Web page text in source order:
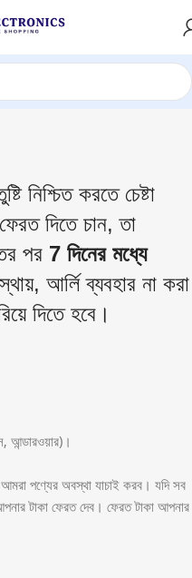
নিশ্চিত করতে চেষ্টা
দিতে চান, তা
পর 7 দিনের মধ্যে
আর্লি ব্যবহার না করা
দিতে হবে।
আন্ডারওয়ার)।
পণ্যের অবস্থা যাচাই করব। যদি সব
টাকা ফেরত দেব। ফেরত টাকা আপনার